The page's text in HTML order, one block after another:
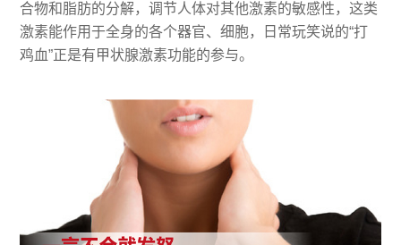
合物和脂肪的分解，调节人体对其他激素的敏感性，这类
激素能作用于全身的各个器官、细胞，日常玩笑说的“打
鸡血”正是有甲状腺激素功能的参与。